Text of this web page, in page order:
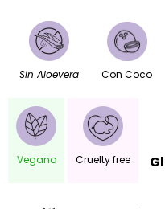
Sin Aloevera Con Coco
Vegano Cruelty free